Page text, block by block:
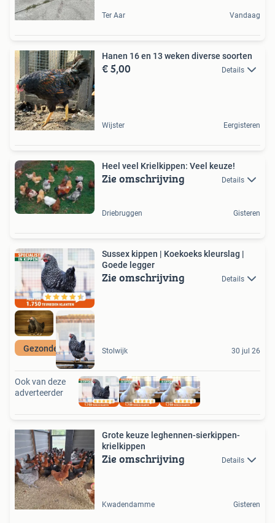
Ter Aar Vandaag
Hanen 16 en 13 weken diverse soorten
€ 5,00 Details
Wijster Eergisteren
Heel veel Krielkippen: Veel keuze!
Zie omschrijving Details
Driebruggen Gisteren
Gezonde kippen
Sussex kippen | Koekoeks kleurslag |
Goede legger
Zie omschrijving Details
Stolwijk 30 jul 26
Ook van deze
adverteerder
Grote keuze leghennen-sierkippen-
krielkippen
Zie omschrijving Details
Kwadendamme Gisteren